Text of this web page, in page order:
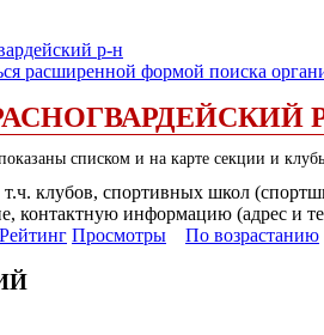
р-н
расширенной формой поиска
списком и на карте секции и
т.ч. клубов, спортивных школ
контактную информацию (адрес и
Рейтинг Просмотры По возрастанию